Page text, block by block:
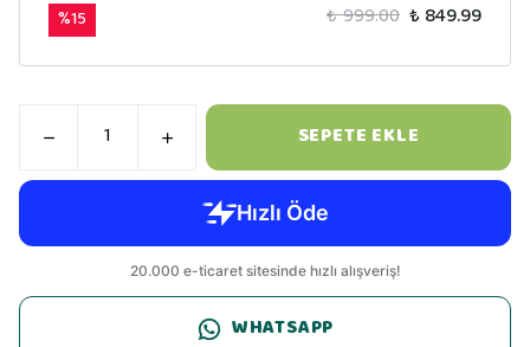
%15 ₺ 999.00 ₺ 849.99
SEPETE EKLE
WHATSAPP